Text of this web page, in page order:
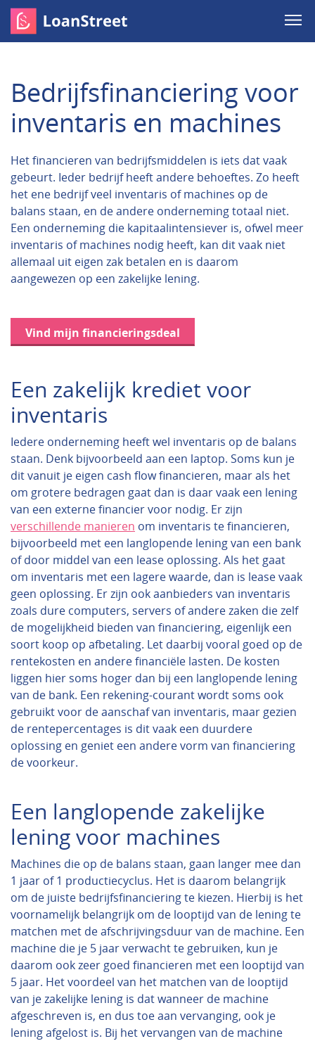
Bedrijfsfinanciering voor
inventaris en machines
Het financieren van bedrijfsmiddelen is iets dat vaak
gebeurt. Ieder bedrijf heeft andere behoeftes. Zo heeft
het ene bedrijf veel inventaris of machines op de
balans staan, en de andere onderneming totaal niet.
Een onderneming die kapitaalintensiever is, ofwel meer
inventaris of machines nodig heeft, kan dit vaak niet
allemaal uit eigen zak betalen en is daarom
aangewezen op een zakelijke lening.
Vind mijn financieringsdeal
Een zakelijk krediet voor
inventaris
Iedere onderneming heeft wel inventaris op de balans
staan. Denk bijvoorbeeld aan een laptop. Soms kun je
dit vanuit je eigen cash flow financieren, maar als het
om grotere bedragen gaat dan is daar vaak een lening
van een externe financier voor nodig. Er zijn
verschillende manieren om inventaris te financieren,
bijvoorbeeld met een langlopende lening van een bank
of door middel van een lease oplossing. Als het gaat
om inventaris met een lagere waarde, dan is lease vaak
geen oplossing. Er zijn ook aanbieders van inventaris
zoals dure computers, servers of andere zaken die zelf
de mogelijkheid bieden van financiering, eigenlijk een
soort koop op afbetaling. Let daarbij vooral goed op de
rentekosten en andere financiële lasten. De kosten
liggen hier soms hoger dan bij een langlopende lening
van de bank. Een rekening-courant wordt soms ook
gebruikt voor de aanschaf van inventaris, maar gezien
de rentepercentages is dit vaak een duurdere
oplossing en geniet een andere vorm van financiering
de voorkeur.
Een langlopende zakelijke
lening voor machines
Machines die op de balans staan, gaan langer mee dan
1 jaar of 1 productiecyclus. Het is daarom belangrijk
om de juiste bedrijfsfinanciering te kiezen. Hierbij is het
voornamelijk belangrijk om de looptijd van de lening te
matchen met de afschrijvingsduur van de machine. Een
machine die je 5 jaar verwacht te gebruiken, kun je
daarom ook zeer goed financieren met een looptijd van
5 jaar. Het voordeel van het matchen van de looptijd
van je zakelijke lening is dat wanneer de machine
afgeschreven is, en dus toe aan vervanging, ook je
lening afgelost is. Bij het vervangen van de machine